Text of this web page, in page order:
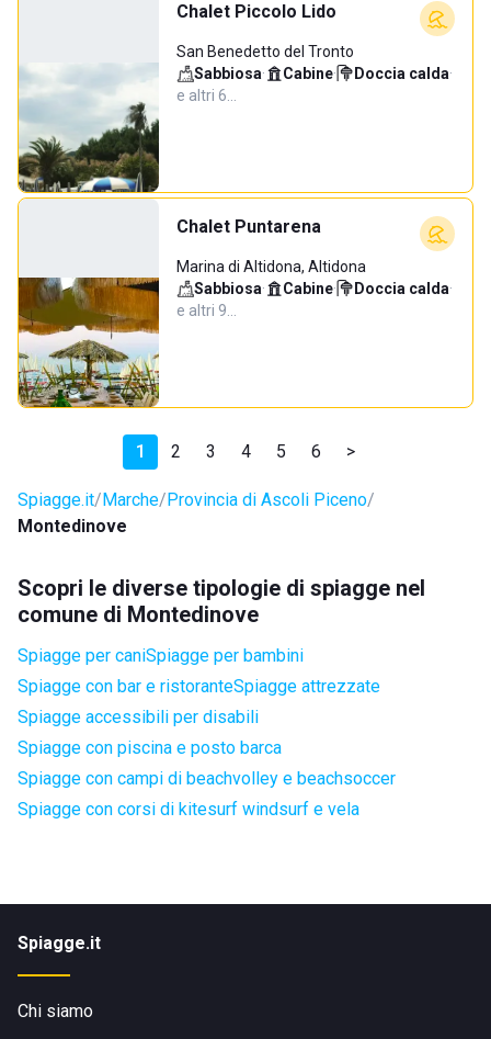
Chalet Piccolo Lido
San Benedetto del Tronto
Sabbiosa· Cabine· Doccia calda·
e altri 6…
Chalet Puntarena
Marina di Altidona, Altidona
Sabbiosa· Cabine· Doccia calda·
e altri 9…
1 2 3 4 5 6 >
Spiagge.it Marche Provincia di Ascoli Piceno
Montedinove
Scopri le diverse tipologie di spiagge nel
comune di Montedinove
Spiagge per caniSpiagge per bambini
Spiagge con bar e ristoranteSpiagge attrezzate
Spiagge accessibili per disabili
Spiagge con piscina e posto barca
Spiagge con campi di beachvolley e beachsoccer
Spiagge con corsi di kitesurf windsurf e vela
Spiagge.it
Chi siamo